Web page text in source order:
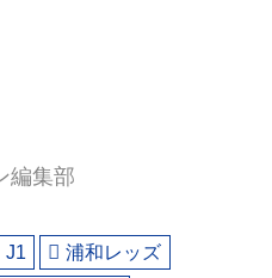
編集部
J1
浦和レッズ